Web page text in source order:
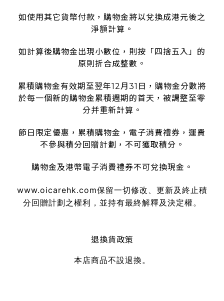
如使用其它貨幣付款，購物金將以兌換成港元後之
淨額計算。
如計算後購物金出現小數位，則按「四捨五入」的
原則折合成整數。
累積購物金有效期至翌年12月31日，購物金分數將
於每一個新的購物金累積週期的首天，被調整至零
分并重新計算。
節日限定優惠，累積購物金，電子消費禮券，運費
不參與積分回贈計劃，不可獲取積分。
購物金及港幣電子消費禮券不可兌換現金。
www.oicarehk.com保留一切修改、更新及終止積
分回贈計劃之權利，並持有最終解釋及決定權。
退換貨政策
本店商品不設退換。